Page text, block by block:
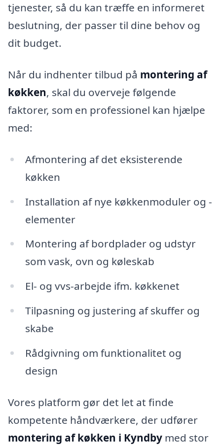
tjenester, så du kan træffe en informeret
beslutning, der passer til dine behov og
dit budget.
Når du indhenter tilbud på montering af
køkken, skal du overveje følgende
faktorer, som en professionel kan hjælpe
med:
Afmontering af det eksisterende
køkken
Installation af nye køkkenmoduler og -
elementer
Montering af bordplader og udstyr
som vask, ovn og køleskab
El- og vvs-arbejde ifm. køkkenet
Tilpasning og justering af skuffer og
skabe
Rådgivning om funktionalitet og
design
Vores platform gør det let at finde
kompetente håndværkere, der udfører
montering af køkken i Kyndby med stor